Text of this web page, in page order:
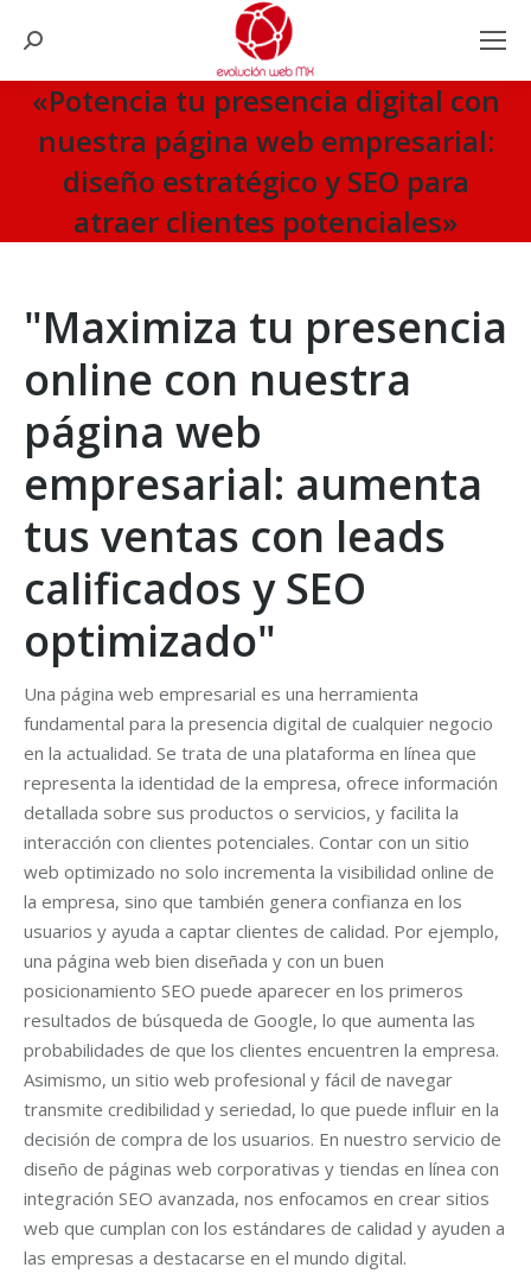
Search:
«Potencia tu presencia digital con
nuestra página web empresarial:
diseño estratégico y SEO para
atraer clientes potenciales»
"Maximiza tu presencia
online con nuestra
página web
empresarial: aumenta
tus ventas con leads
calificados y SEO
optimizado"
Una página web empresarial es una herramienta
fundamental para la presencia digital de cualquier negocio
en la actualidad. Se trata de una plataforma en línea que
representa la identidad de la empresa, ofrece información
detallada sobre sus productos o servicios, y facilita la
interacción con clientes potenciales. Contar con un sitio
web optimizado no solo incrementa la visibilidad online de
la empresa, sino que también genera confianza en los
usuarios y ayuda a captar clientes de calidad. Por ejemplo,
una página web bien diseñada y con un buen
posicionamiento SEO puede aparecer en los primeros
resultados de búsqueda de Google, lo que aumenta las
probabilidades de que los clientes encuentren la empresa.
Asimismo, un sitio web profesional y fácil de navegar
transmite credibilidad y seriedad, lo que puede influir en la
decisión de compra de los usuarios. En nuestro servicio de
diseño de páginas web corporativas y tiendas en línea con
integración SEO avanzada, nos enfocamos en crear sitios
web que cumplan con los estándares de calidad y ayuden a
las empresas a destacarse en el mundo digital.